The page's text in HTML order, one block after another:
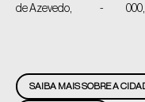
de Azevedo,
-
000,
SAIBA MAIS SOBRE A